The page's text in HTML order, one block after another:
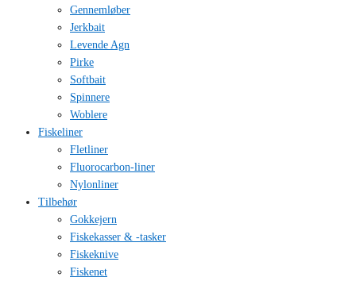
Gennemløber
Jerkbait
Levende Agn
Pirke
Softbait
Spinnere
Woblere
Fiskeliner
Fletliner
Fluorocarbon-liner
Nylonliner
Tilbehør
Gokkejern
Fiskekasser & -tasker
Fiskeknive
Fiskenet